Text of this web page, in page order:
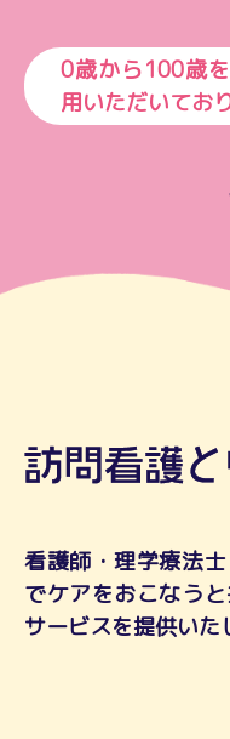
0歳から100歳
用いただいてお
看護師・理学療法
でケアをおこなう
サービスを提供いた